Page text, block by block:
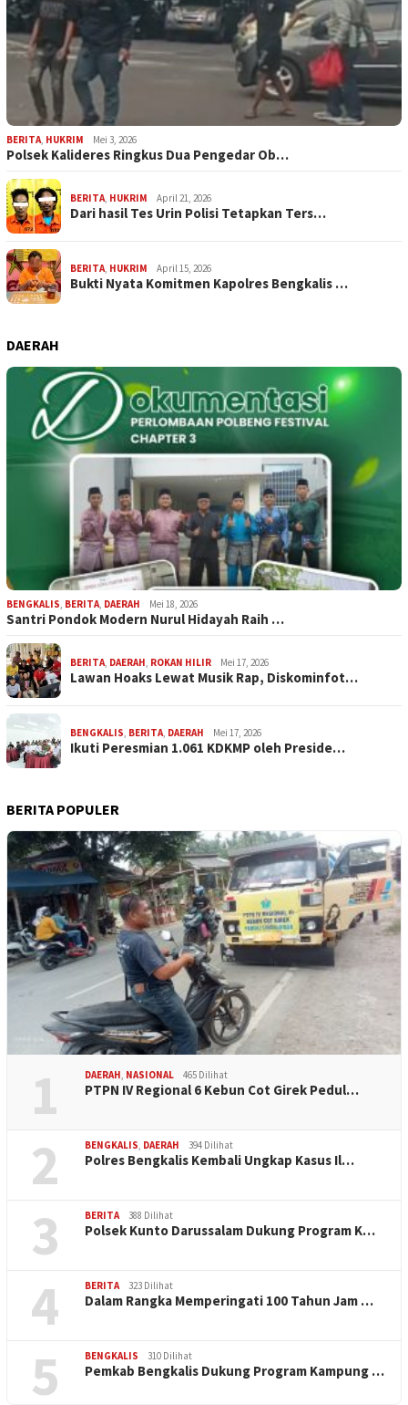
BERITA HUKRIM Mei 3, 2026
Polsek Kalideres Ringkus Dua Pengedar Ob…
BERITA HUKRIM April 21, 2026
Dari hasil Tes Urin Polisi Tetapkan Ters…
BERITA HUKRIM April 15, 2026
Bukti Nyata Komitmen Kapolres Bengkalis …
DAERAH
BENGKALIS, BERITA, DAERAH Mei 18, 2026
Santri Pondok Modern Nurul Hidayah Raih …
BERITA, DAERAH, ROKAN HILIR Mei 17, 2026
Lawan Hoaks Lewat Musik Rap, Diskominfot…
BENGKALIS, BERITA, DAERAH Mei 17, 2026
Ikuti Peresmian 1.061 KDKMP oleh Preside…
BERITA POPULER
1 DAERAH, NASIONAL 465 Dilihat
PTPN IV Regional 6 Kebun Cot Girek Pedul…
2 BENGKALIS, DAERAH 394 Dilihat
Polres Bengkalis Kembali Ungkap Kasus Il…
3 BERITA 388 Dilihat
Polsek Kunto Darussalam Dukung Program K…
4 BERITA 323 Dilihat
Dalam Rangka Memperingati 100 Tahun Jam …
5 BENGKALIS 310 Dilihat
Pemkab Bengkalis Dukung Program Kampung …